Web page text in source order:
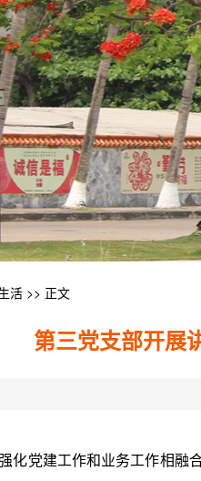
活 >> 正文
第三党支部开展
化党建工作和业务工作相